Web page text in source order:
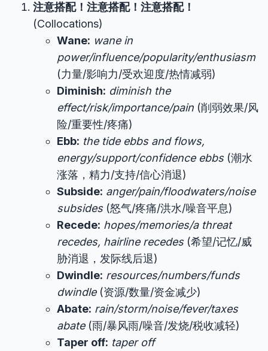
注意搭配！注意搭配！注意搭配！
(Collocations)
Wane: wane in
power/influence/popularity/enthusiasm
(力量/影响力/受欢迎度/热情减弱)
Diminish: diminish the
effect/risk/importance/pain (削弱效果/风
险/重要性/疼痛)
Ebb: the tide ebbs and flows,
energy/support/confidence ebbs(潮水
涨落，精力/支持/信心消退)
Subside: anger/pain/floodwaters/noise
subsides(怒气/疼痛/洪水/噪音平息)
Recede: hopes/memories/a threat
recedes, hairline recedes(希望/记忆/威
胁消退，发际线后退)
Dwindle: resources/numbers/funds
dwindle(资源/数量/资金减少)
Abate: rain/storm/noise/fever/taxes
abate(雨/暴风雨/噪音/发烧/税收减轻)
Taper off: taper off